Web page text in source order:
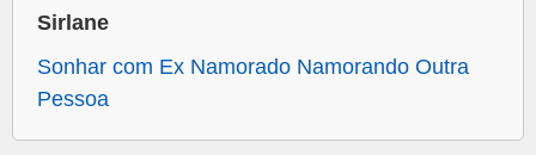
Sirlane
Sonhar com Ex Namorado Namorando Outra
Pessoa